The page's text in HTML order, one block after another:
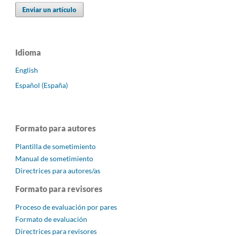
Enviar un artículo
Idioma
English
Español (España)
Formato para autores
Plantilla de sometimiento
Manual de sometimiento
Directrices para autores/as
Formato para revisores
Proceso de evaluación por pares
Formato de evaluación
Directrices para revisores